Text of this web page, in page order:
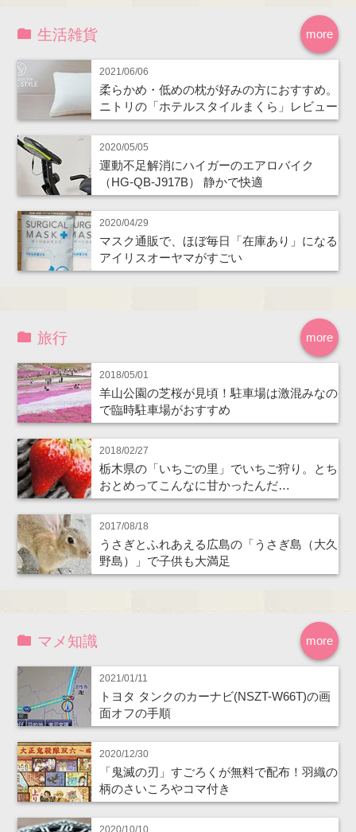
more
生活雑貨
2021/06/06
柔らかめ・低めの枕が好みの方におすすめ。
ニトリの「ホテルスタイルまくら」レビュー
2020/05/05
運動不足解消にハイガーのエアロバイク
（HG-QB-J917B） 静かで快適
2020/04/29
マスク通販で、ほぼ毎日「在庫あり」になる
アイリスオーヤマがすごい
more
旅行
2018/05/01
羊山公園の芝桜が見頃！駐車場は激混みなの
で臨時駐車場がおすすめ
2018/02/27
栃木県の「いちごの里」でいちご狩り。とち
おとめってこんなに甘かったんだ…
2017/08/18
うさぎとふれあえる広島の「うさぎ島（大久
野島）」で子供も大満足
more
マメ知識
2021/01/11
トヨタ タンクのカーナビ(NSZT-W66T)の画
面オフの手順
2020/12/30
「鬼滅の刃」すごろくが無料で配布！羽織の
柄のさいころやコマ付き